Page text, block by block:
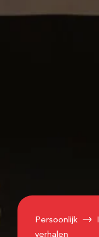
Persoonlijk
verhalen